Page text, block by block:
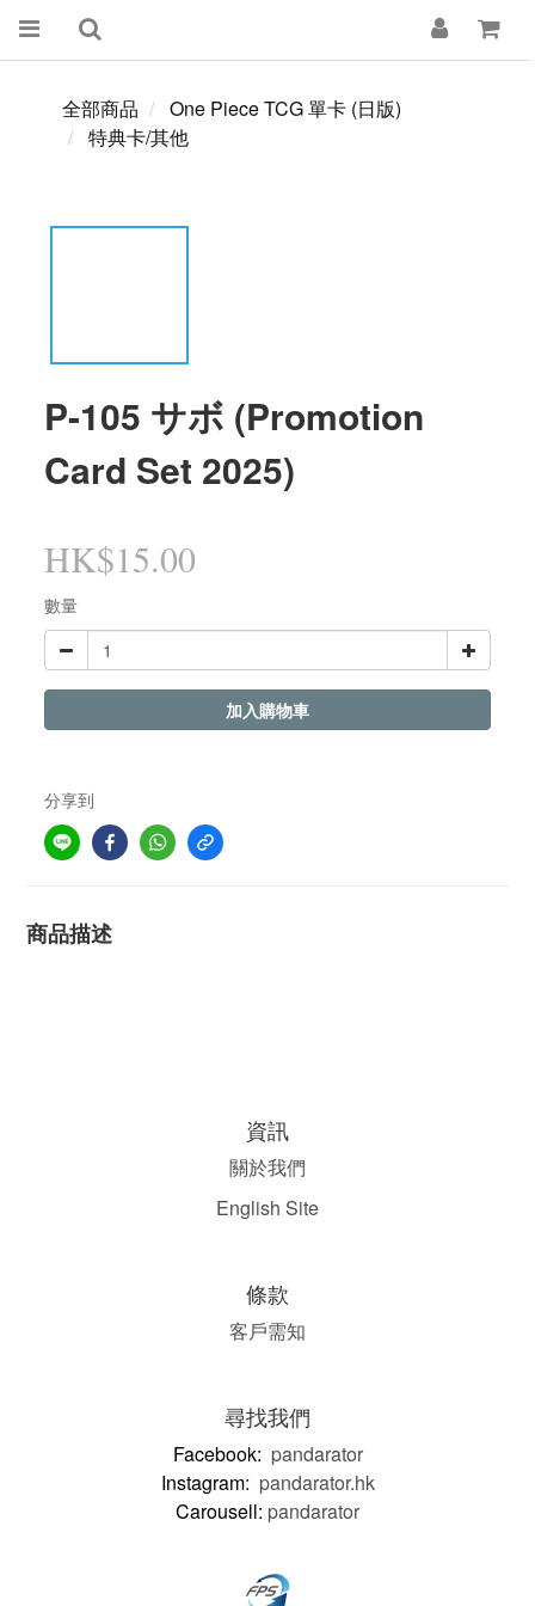
全部商品
One Piece TCG 單卡 (日版)
特典卡/其他
P-105 サボ (Promotion
Card Set 2025)
HK$15.00
數量
加入購物車
分享到
商品描述
資訊
關於我們
English Site
條款
客戶需知
尋找我們
Facebook: pandarator
Instagram: pandarator.hk
Carousell: pandarator